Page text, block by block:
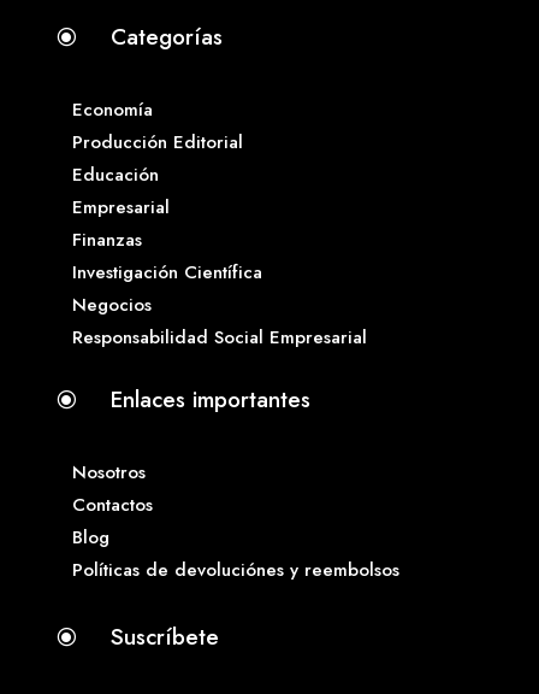
\ Categorías
Economía
Producción Editorial
Educación
Empresarial
Finanzas
Investigación Científica
Negocios
Responsabilidad Social Empresarial
\ Enlaces importantes
Nosotros
Contactos
Blog
Políticas de devoluciónes y reembolsos
\ Suscríbete